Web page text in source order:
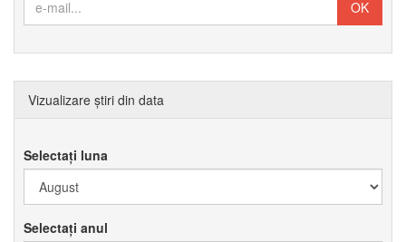
Vizualizare știri din data
Selectați luna
Selectați anul